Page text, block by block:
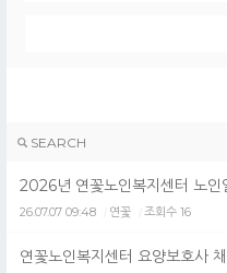
SEARCH
2026년 연꽃노인복지센터 노인
26.07.07 09:48 연꽃 조회수 16
연꽃노인복지센터 요양보호사